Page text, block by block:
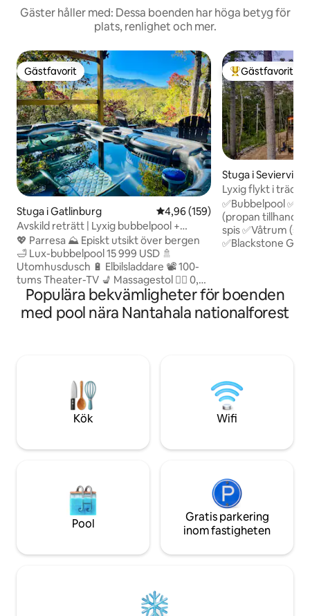
Gäster håller med: Dessa boenden har höga betyg för
plats, renlighet och mer.
Gästfavorit
Gästfavorit
Stuga i Gatlinburg 4,96 av 5 i genomsnittligt
4,96 (159)
Avskild reträtt | Lyxig bubbelpool +
bergsutsikt + elbilsladdare
💖 Parresa ⛰️ Episkt utsikt över bergen
🛁 Lux-bubbelpool 15 999 USD 🚿
Utomhusdusch 🔋 Elbilsladdare 📽️ 100-
tums Theater-TV 💺 Massagestol 🏃‍♀️ 0,2
mi busshållplats för centrum 💒 0,3 miles
Chapel at the Park 🏀 0,5 miles Rocky
Top Sports World 🏊‍♀️ 0,6 mi Community
minuters bilresa till Pigeon Forge 🔥
Eldstad 🎮 Spelrummet 🛜
Höghastighets WiFi 🛌 Dubbelsäng
(King)•Spjälsäng 🍗 Kolgrill 🐻
Populär
Gästfavorit
Stuga i Sevierville
Lyxig flykt i
eldstad och utsikt!
✅Bubbelpool
(propan
spis ✅Våtrum
✅Blackstone Grill
inhägnat
Gemensam pool
tennisbanor,
✅Cornhole-
Populära bekvämligheter för boenden
med pool nära Nantahala nationalforest
Kök Wifi
Pool
Gratis parkering
inom fastigheten